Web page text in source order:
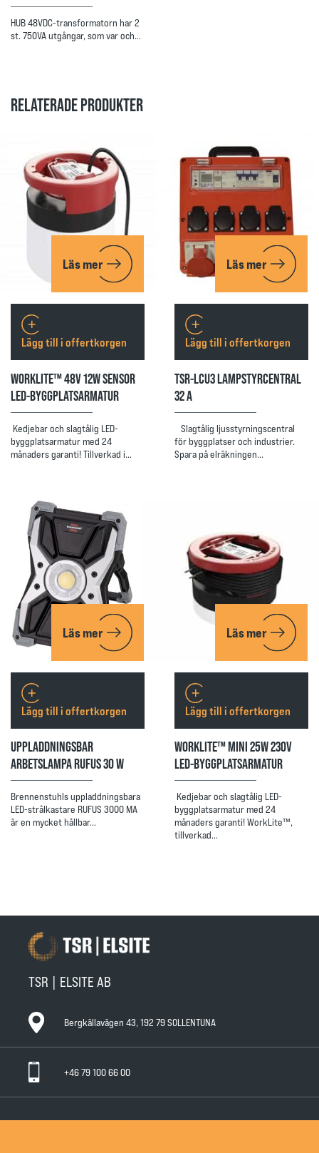
HUB 48VDC-transformatorn har 2
st. 750VA utgångar, som var och…
RELATERADE PRODUKTER
Läs mer
WORKLITE™ 48V 12W SENSOR
LED-BYGGPLATSARMATUR
Kedjebar och slagtålig LED-
byggplatsarmatur med 24
månaders garanti! Tillverkad i…
Lägg till i offertkorgen
Läs mer
TSR-LCU3 LAMPSTYRCENTRAL
32 A
Slagtålig ljusstyrningscentral
för byggplatser och industrier.
Spara på elräkningen…
Lägg till i offertkorgen
Läs mer
UPPLADDNINGSBAR
ARBETSLAMPA RUFUS 30 W
Brennenstuhls uppladdningsbara
LED-strålkastare RUFUS 3000 MA
är en mycket hållbar…
Lägg till i offertkorgen
Läs mer
WORKLITE™ MINI 25W 230V
LED-BYGGPLATSARMATUR
Kedjebar och slagtålig LED-
byggplatsarmatur med 24
månaders garanti! WorkLite™,
tillverkad…
Lägg till i offertkorgen
TSR | ELSITE AB
Bergkällavägen 43, 192 79 SOLLENTUNA
+46 79 100 66 00